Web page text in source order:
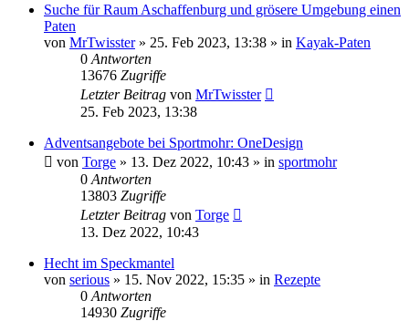
Suche für Raum Aschaffenburg und grösere Umgebung einen
Paten
von MrTwisster» 25. Feb 2023, 13:38 » in Kayak-Paten
0 Antworten
13676 Zugriffe
Letzter Beitrag von MrTwisster
25. Feb 2023, 13:38
Adventsangebote bei Sportmohr: OneDesign
von Torge » 13. Dez 2022, 10:43 » in sportmohr
0 Antworten
13803 Zugriffe
Letzter Beitrag von Torge
13. Dez 2022, 10:43
Hecht im Speckmantel
von serious » 15. Nov 2022, 15:35 » in Rezepte
0 Antworten
14930 Zugriffe